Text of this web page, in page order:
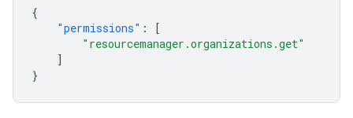
{
"permissions" :
[
"resourcemanager.organizations.get"
]
}